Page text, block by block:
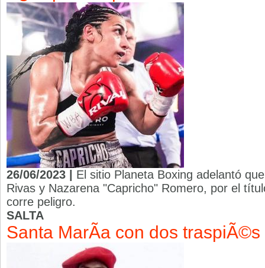
26/06/2023 | El sitio Planeta Boxing adelantó
Rivas y Nazarena "Capricho" Romero, por el
corre peligro.
SALTA
Santa MarÃ­a con dos traspiÃ©s